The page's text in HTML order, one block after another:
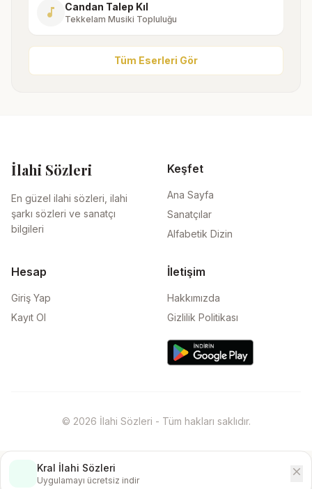
music_note Candan Talep Kıl
Tekkelam Musiki Topluluğu
Tüm Eserleri Gör
İlahi Sözleri
En güzel ilahi sözleri, ilahi
şarkı sözleri ve sanatçı
bilgileri
Keşfet
Ana Sayfa
Sanatçılar
Alfabetik Dizin
Hesap
Giriş Yap
Kayıt Ol
İletişim
Hakkımızda
Gizlilik Politikası
© 2026 İlahi Sözleri - Tüm hakları saklıdır.
Kral İlahi Sözleri
Uygulamayı ücretsiz indir
close